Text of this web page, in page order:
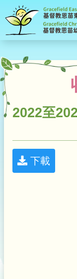
2022至
下載